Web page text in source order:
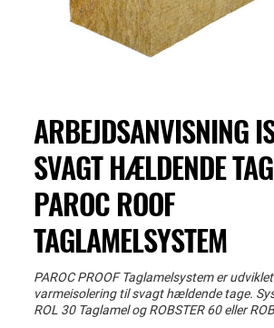
ARBEJDSANVISNING
SVAGT HÆLDENDE
PAROC ROOF
TAGLAMELSYSTEM
PAROC PROOF Taglamelsystem er
varmeisolering til svagt hældende tage.
ROL 30 Taglamel og ROBSTER 60 eller